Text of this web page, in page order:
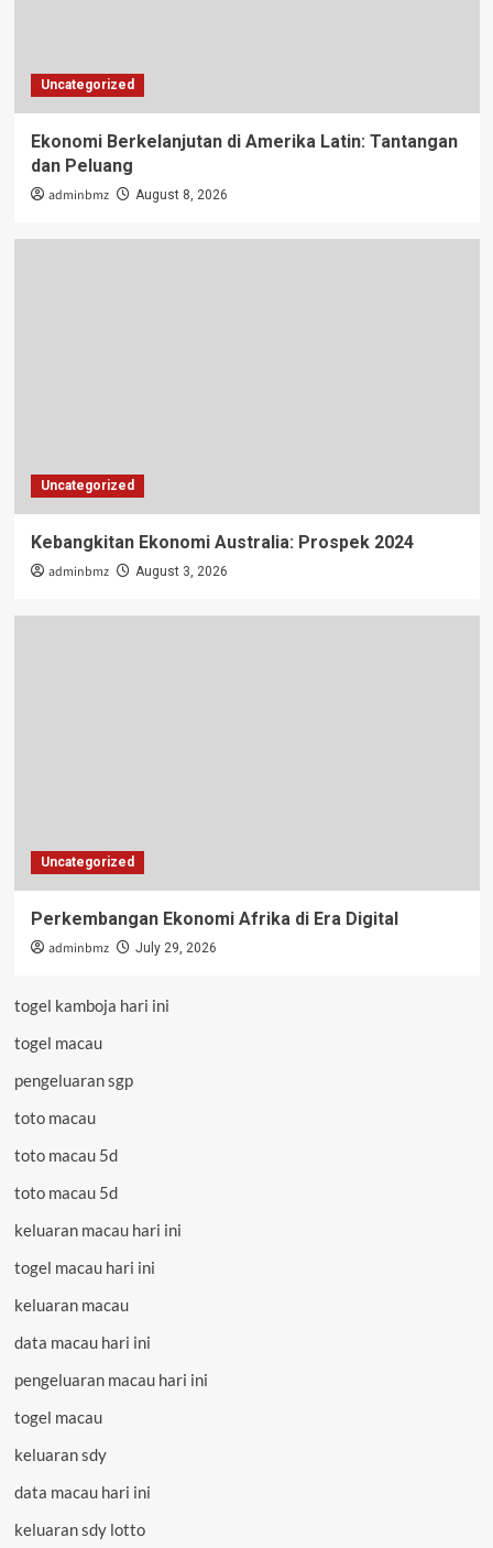
Uncategorized
Ekonomi Berkelanjutan di Amerika Latin: Tantangan
dan Peluang
adminbmz August 8, 2026
Uncategorized
Kebangkitan Ekonomi Australia: Prospek 2024
adminbmz August 3, 2026
Uncategorized
Perkembangan Ekonomi Afrika di Era Digital
adminbmz July 29, 2026
togel kamboja hari ini
togel macau
pengeluaran sgp
toto macau
toto macau 5d
toto macau 5d
keluaran macau hari ini
togel macau hari ini
keluaran macau
data macau hari ini
pengeluaran macau hari ini
togel macau
keluaran sdy
data macau hari ini
keluaran sdy lotto